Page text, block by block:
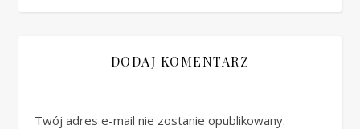
DODAJ KOMENTARZ
Twój adres e-mail nie zostanie opublikowany.